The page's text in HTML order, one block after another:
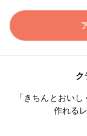
ク
「きちんとおい
作れる